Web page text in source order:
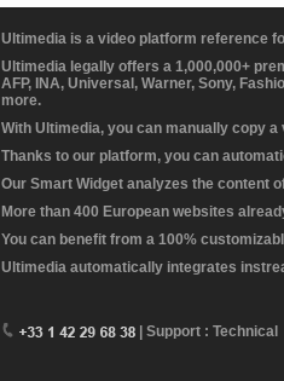
Ultimedia is a video platform reference
Ultimedia legally offers a 1,000,000+
AFP, INA, Universal, Warner, Sony,
more.
With Ultimedia, you can manually copy
Thanks to our platform, you can
Our Smart Widget analyzes the content
More than 400 European websites
You can benefit from a 100%
Ultimedia automatically integrates
| Support : Technical